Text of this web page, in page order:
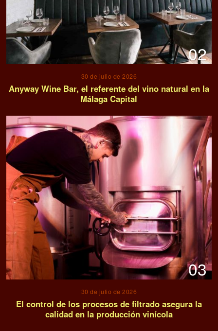
02
30 de julio de 2026
Anyway Wine Bar, el referente del vino natural en la
Málaga Capital
03
30 de julio de 2026
El control de los procesos de filtrado asegura la
calidad en la producción vinícola